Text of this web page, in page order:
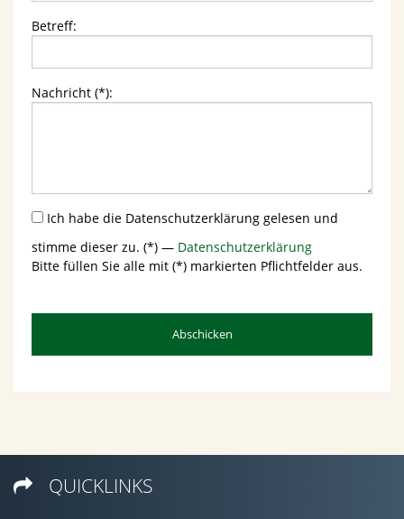
Betreff:
Nachricht (*):
Ich habe die Datenschutzerklärung gelesen und
stimme dieser zu. (*) — Datenschutzerklärung
Bitte füllen Sie alle mit (*) markierten Pflichtfelder aus.
Abschicken
 QUICKLINKS